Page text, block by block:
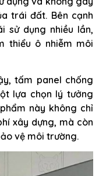
trái đất. Bên cạnh
sử dụng nhiều lần,
thiểu ô nhiễm môi
tấm panel chống
lựa chọn lý tưởng
này không chỉ
xây dựng, mà còn
vệ môi trường.